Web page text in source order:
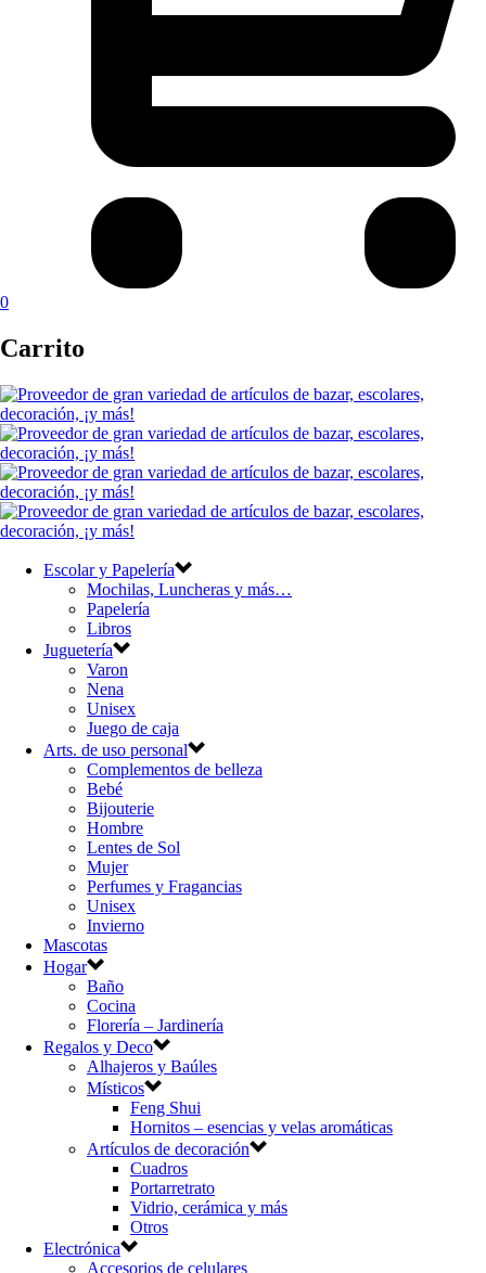
0
Carrito
Escolar y Papelería
Mochilas, Luncheras y más…
Papelería
Libros
Juguetería
Varon
Nena
Unisex
Juego de caja
Arts. de uso personal
Complementos de belleza
Bebé
Bijouterie
Hombre
Lentes de Sol
Mujer
Perfumes y Fragancias
Unisex
Invierno
Mascotas
Hogar
Baño
Cocina
Florería – Jardinería
Regalos y Deco
Alhajeros y Baúles
Místicos
Feng Shui
Hornitos – esencias y velas aromáticas
Artículos de decoración
Cuadros
Portarretrato
Vidrio, cerámica y más
Otros
Electrónica
Accesorios de celulares